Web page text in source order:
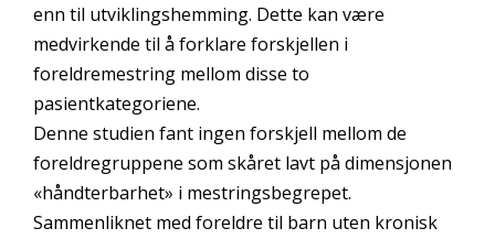
enn til utviklingshemming. Dette kan være
medvirkende til å forklare forskjellen i
foreldremestring mellom disse to
pasientkategoriene.
Denne studien fant ingen forskjell mellom de
foreldregruppene som skåret lavt på dimensjonen
«håndterbarhet» i mestringsbegrepet.
Sammenliknet med foreldre til barn uten kronisk